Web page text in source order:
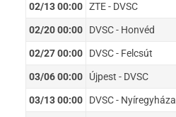
02/13 00:00 ZTE - DVSC
02/20 00:00 DVSC - Honvéd
02/27 00:00 DVSC - Felcsút
03/06 00:00 Újpest - DVSC
03/13 00:00 DVSC - Nyíregyháza